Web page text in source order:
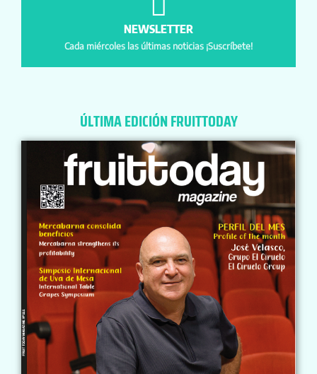
NEWSLETTER
Cada miércoles las últimas noticias ¡Suscríbete!
ÚLTIMA EDICIÓN FRUITTODAY